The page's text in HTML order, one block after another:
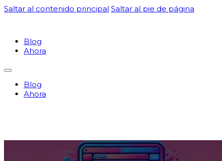
Saltar al contenido principal Saltar al pie de página
Blog
Ahora
Blog
Ahora